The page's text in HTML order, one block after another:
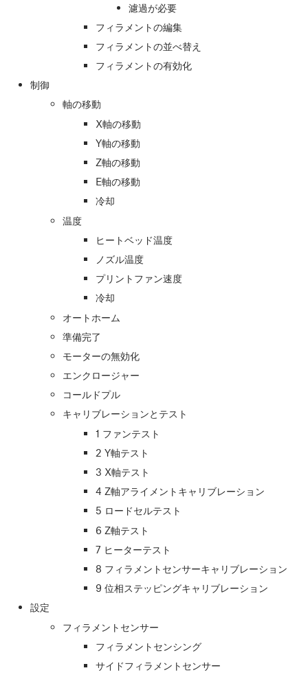
濾過が必要
フィラメントの編集
フィラメントの並べ替え
フィラメントの有効化
制御
軸の移動
X軸の移動
Y軸の移動
Z軸の移動
E軸の移動
冷却
温度
ヒートベッド温度
ノズル温度
プリントファン速度
冷却
オートホーム
準備完了
モーターの無効化
エンクロージャー
コールドプル
キャリブレーションとテスト
1 ファンテスト
2 Y軸テスト
3 X軸テスト
4 Z軸アライメントキャリブレーション
5 ロードセルテスト
6 Z軸テスト
7 ヒーターテスト
8 フィラメントセンサーキャリブレーション
9 位相ステッピングキャリブレーション
設定
フィラメントセンサー
フィラメントセンシング
サイドフィラメントセンサー